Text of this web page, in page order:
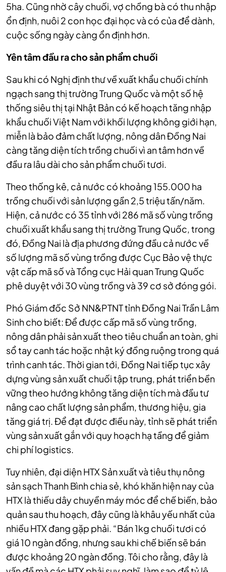
5ha. Cũng nhờ cây chuối, vợ chồng bà có thu nhập
ổn định, nuôi 2 con học đại học và có của để dành,
cuộc sống ngày càng ổn định hơn.
Yên tâm đầu ra cho sản phẩm chuối
Sau khi có Nghị định thư về xuất khẩu chuối chính
ngạch sang thị trường Trung Quốc và một số hệ
thống siêu thị tại Nhật Bản có kế hoạch tăng nhập
khẩu chuối Việt Nam với khối lượng không giới hạn,
miễn là bảo đảm chất lượng, nông dân Đồng Nai
càng tăng diện tích trồng chuối vì an tâm hơn về
đầu ra lâu dài cho sản phẩm chuối tươi.
Theo thống kê, cả nước có khoảng 155.000 ha
trồng chuối với sản lượng gần 2,5 triệu tấn/năm.
Hiện, cả nước có 35 tỉnh với 286 mã số vùng trồng
chuối xuất khẩu sang thị trường Trung Quốc, trong
đó, Đồng Nai là địa phương đứng đầu cả nước về
số lượng mã số vùng trồng được Cục Bảo vệ thực
vật cấp mã số và Tổng cục Hải quan Trung Quốc
phê duyệt với 30 vùng trồng và 39 cơ sở đóng gói.
Phó Giám đốc Sở NN&PTNT tỉnh Đồng Nai Trần Lâm
Sinh cho biết: Để được cấp mã số vùng trồng,
nông dân phải sản xuất theo tiêu chuẩn an toàn, ghi
sổ tay canh tác hoặc nhật ký đồng ruộng trong quá
trình canh tác. Thời gian tới, Đồng Nai tiếp tục xây
dựng vùng sản xuất chuối tập trung, phát triển bền
vững theo hướng không tăng diện tích mà đầu tư
nâng cao chất lượng sản phẩm, thương hiệu, gia
tăng giá trị. Để đạt được điều này, tỉnh sẽ phát triển
vùng sản xuất gắn với quy hoạch hạ tầng để giảm
chi phí logistics.
Tuy nhiên, đại diện HTX Sản xuất và tiêu thụ nông
sản sạch Thanh Bình chia sẻ, khó khăn hiện nay của
HTX là thiếu dây chuyền máy móc để chế biến, bảo
quản sau thu hoạch, đây cũng là khâu yếu nhất của
nhiều HTX đang gặp phải. “Bán 1kg chuối tươi có
giá 10 ngàn đồng, nhưng sau khi chế biến sẽ bán
được khoảng 20 ngàn đồng. Tôi cho rằng, đây là